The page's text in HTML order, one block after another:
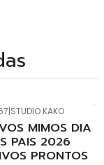
|STUDIO KAKO
MIMOS DIA
PAIS 2026
PRONTOS